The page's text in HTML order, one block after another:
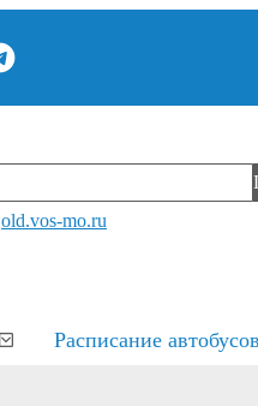
old.vos-mo.ru
Расписание автобусов